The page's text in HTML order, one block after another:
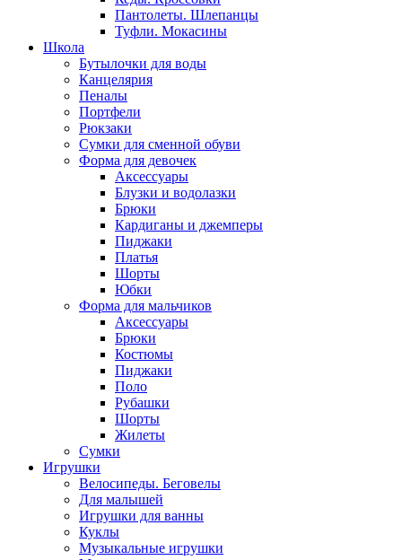
Пантолеты. Шлепанцы
Туфли. Мокасины
Школа
Бутылочки для воды
Канцелярия
Пеналы
Портфели
Рюкзаки
Сумки для сменной обуви
Форма для девочек
Аксессуары
Блузки и водолазки
Брюки
Кардиганы и джемперы
Пиджаки
Платья
Шорты
Юбки
Форма для мальчиков
Аксессуары
Брюки
Костюмы
Пиджаки
Поло
Рубашки
Шорты
Жилеты
Сумки
Игрушки
Велосипеды. Беговелы
Для малышей
Игрушки для ванны
Куклы
Музыкальные игрушки